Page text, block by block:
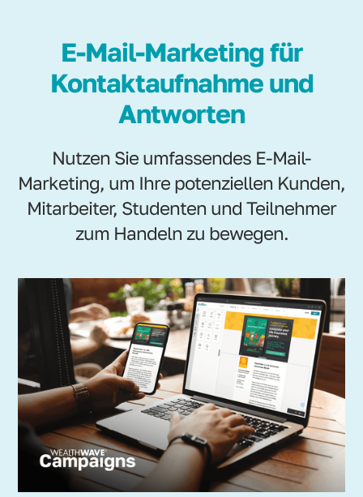
E-Mail-Marketing für
Kontaktaufnahme und
Antworten
Nutzen Sie umfassendes E-Mail-
Marketing, um Ihre potenziellen Kunden,
Mitarbeiter, Studenten und Teilnehmer
zum Handeln zu bewegen.